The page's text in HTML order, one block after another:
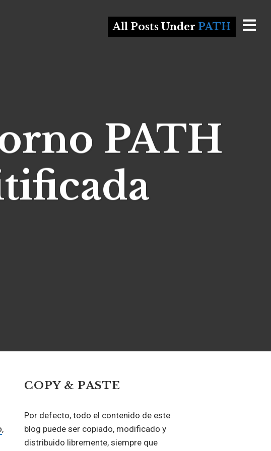
All Posts Under PATH
PATH
,
COPY & PASTE
Por defecto, todo el contenido de este
blog puede ser copiado, modificado y
distribuido libremente, siempre que